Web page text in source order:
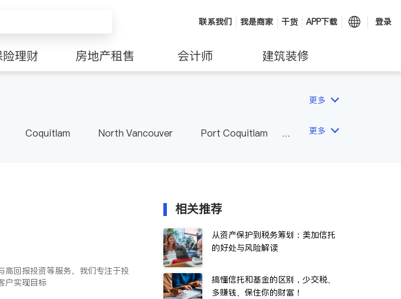
联系我们 我是商家 干货 APP下载 登录
险理财 房地产租售 会计师 建筑装修
更多
Coquitlam North Vancouver
Port Coquitlam
更多
高回报投资等服务。我们专注于投
户实现目标
相关推荐
从资产保护到税务筹划：美加信托
的好处与风险解读
搞懂信托和基金的区别，少交税、
多赚钱、保住你的财富！